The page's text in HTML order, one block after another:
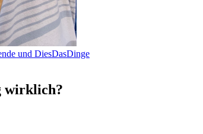
und DiesDasDinge
wirklich?